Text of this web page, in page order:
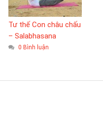
Tư thế Con châu chấu
– Salabhasana
0 Bình luận